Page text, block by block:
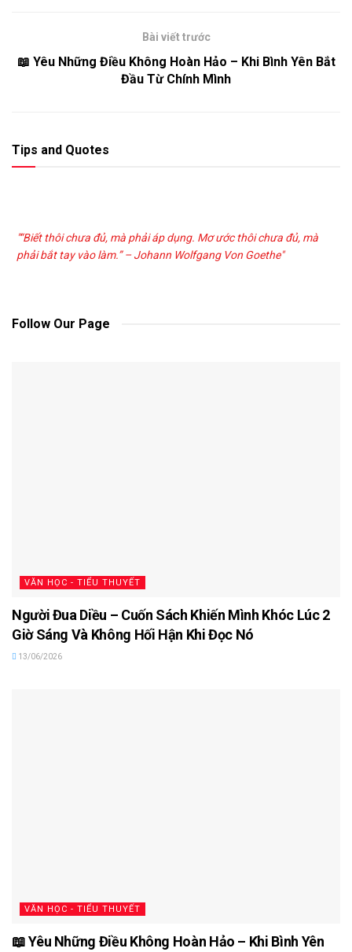
Bài viết trước
📖 Yêu Những Điều Không Hoàn Hảo – Khi Bình Yên Bắt
Đầu Từ Chính Mình
Tips and Quotes
"“Biết thôi chưa đủ, mà phải áp dụng. Mơ ước thôi chưa đủ, mà
phải bắt tay vào làm.” – Johann Wolfgang Von Goethe"
Follow Our Page
VĂN HỌC - TIỂU THUYẾT
Người Đua Diều – Cuốn Sách Khiến Mình Khóc Lúc 2
Giờ Sáng Và Không Hối Hận Khi Đọc Nó
13/06/2026
VĂN HỌC - TIỂU THUYẾT
📖 Yêu Những Điều Không Hoàn Hảo – Khi Bình Yên